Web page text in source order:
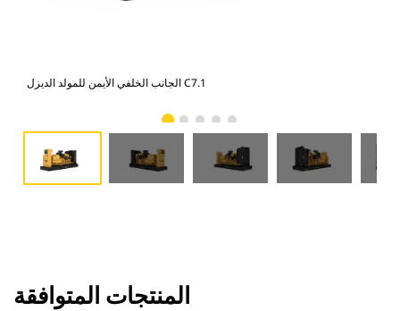
الجانب الخلفي الأيمن للمولد الديزل C7.1
المنتجات المتوافقة